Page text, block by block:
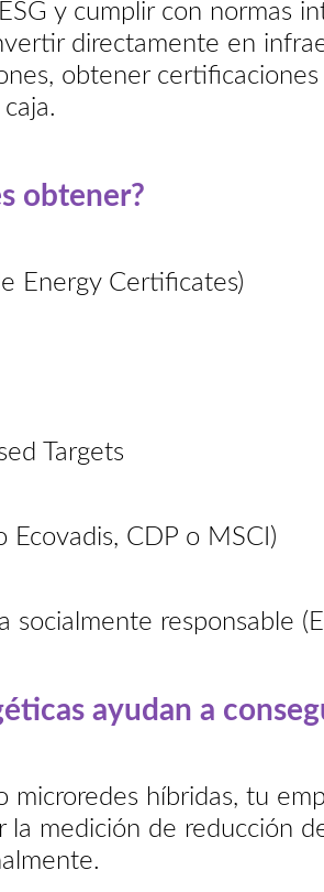
y cumplir con normas
directamente en
obtener
obtener?
Energy Certificates)
Targets
Ecovadis, CDP o MSCI)
socialmente responsable
ayudan a
microredes híbridas, tu
medición de reducción